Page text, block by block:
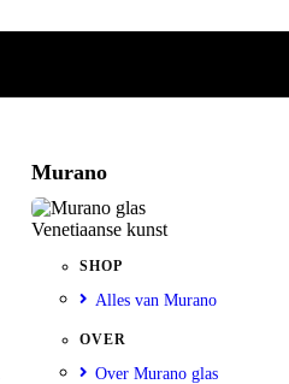
Murano
Venetiaanse kunst
SHOP
Alles van Murano
OVER
Over Murano glas